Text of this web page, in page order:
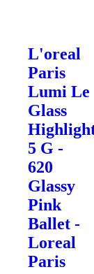
L'oreal
Paris
Lumi Le
Glass
5 G -
620
Glassy
Pink
Ballet -
Loreal
Paris